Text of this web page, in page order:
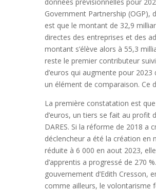
Government Partnership
est que le montant de 32,9
directes des entreprises et des
montant s’élève alors à 55,3
reste le premier contributeur
d’euros qui augmente pour
un élément de comparaison. Ce
La première constatation est
d’euros, un tiers se fait au profit
DARES. Si la réforme de 2018 a
déclencheur a été la création en
réduite à 6 000 en aout 2023,
d’apprentis a progressé de 270
gouvernement d’Edith Cresson,
comme ailleurs, le volontarisme